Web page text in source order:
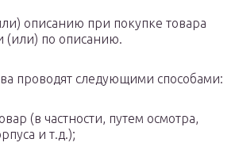
описанию при покупке товара
(или) по описанию.
проводят следующими способами:
(в частности, путем осмотра,
и т.д.);